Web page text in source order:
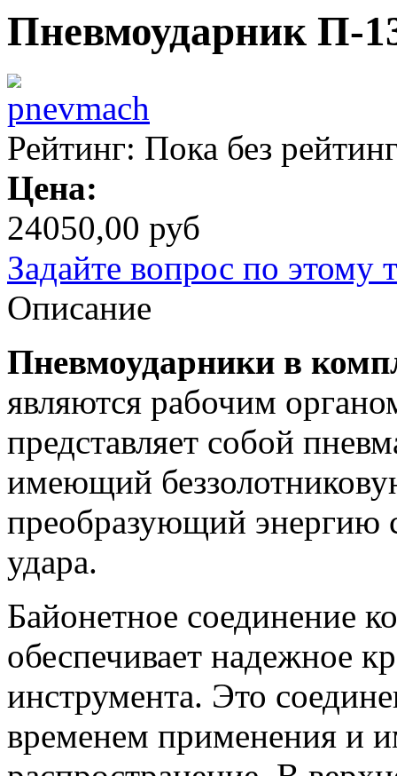
Пневмоударник П-
Рейтинг: Пока без
Цена:
24050,00 руб
Задайте вопрос по этому
Описание
Пневмоударники в
являются рабочим
представляет собой
имеющий
преобразующий энергию
удара.
Байонетное соединение
обеспечивает надежное
инструмента. Это
временем применения и